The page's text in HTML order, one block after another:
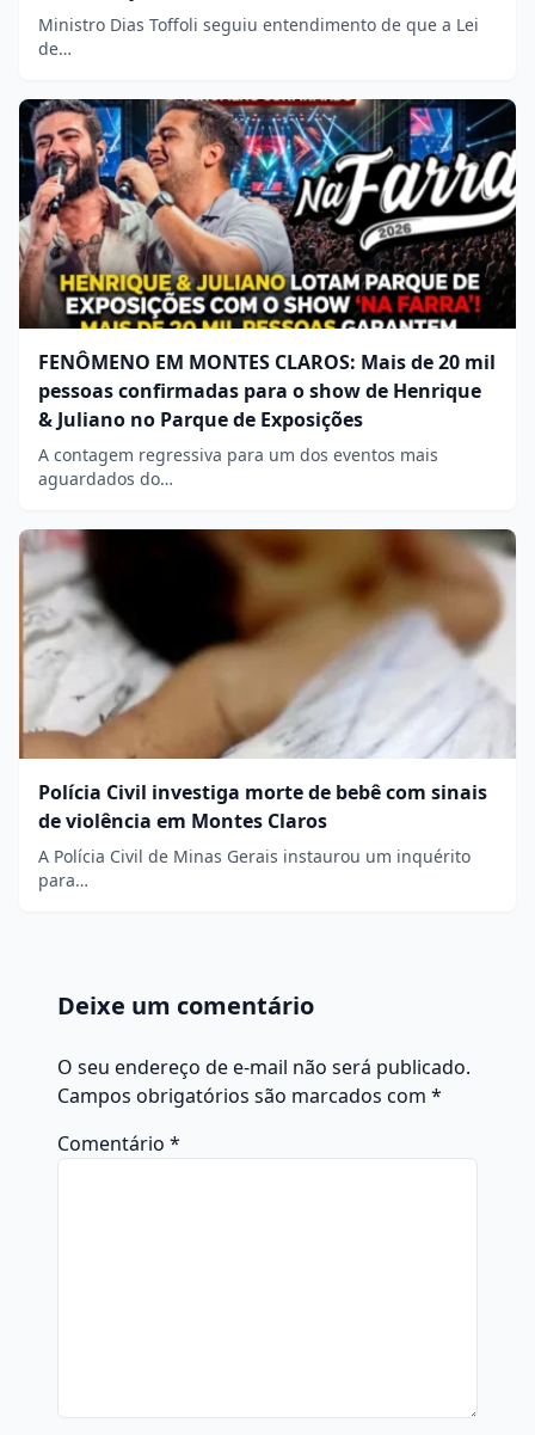
Ministro Dias Toffoli seguiu entendimento de que a Lei
de…
FENÔMENO EM MONTES CLAROS: Mais de 20 mil
pessoas confirmadas para o show de Henrique
& Juliano no Parque de Exposições
A contagem regressiva para um dos eventos mais
aguardados do…
Polícia Civil investiga morte de bebê com sinais
de violência em Montes Claros
A Polícia Civil de Minas Gerais instaurou um inquérito
para…
Deixe um comentário
O seu endereço de e-mail não será publicado.
Campos obrigatórios são marcados com *
Comentário *